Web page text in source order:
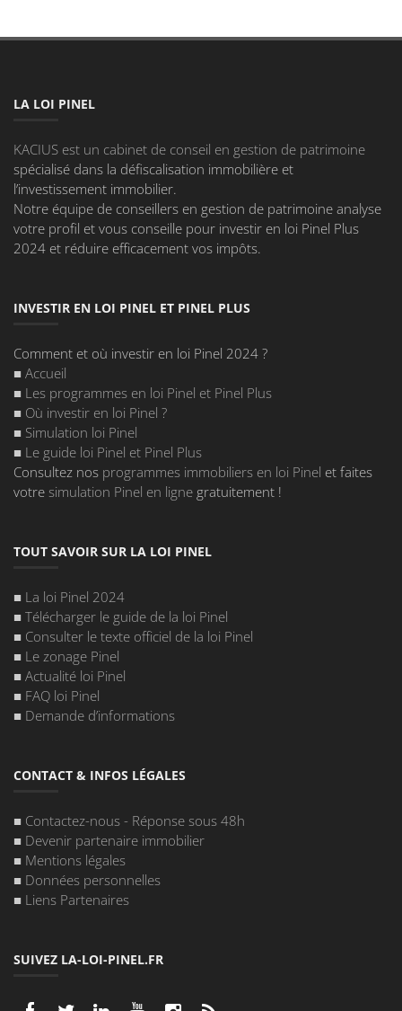
LA LOI PINEL
KACIUS est un cabinet de conseil en gestion de patrimoine
spécialisé dans la défiscalisation immobilière et
l’investissement immobilier.
Notre équipe de conseillers en gestion de patrimoine analyse
votre profil et vous conseille pour investir en loi Pinel Plus
2024 et réduire efficacement vos impôts.
INVESTIR EN LOI PINEL ET PINEL PLUS
Comment et où investir en loi Pinel 2024 ?
■ Accueil
■ Les programmes en loi Pinel et Pinel Plus
■ Où investir en loi Pinel ?
■ Simulation loi Pinel
■ Le guide loi Pinel et Pinel Plus
Consultez nos programmes immobiliers en loi Pinel et faites
votre simulation Pinel en ligne gratuitement !
TOUT SAVOIR SUR LA LOI PINEL
■ La loi Pinel 2024
■ Télécharger le guide de la loi Pinel
■ Consulter le texte officiel de la loi Pinel
■ Le zonage Pinel
■ Actualité loi Pinel
■ FAQ loi Pinel
■ Demande d’informations
CONTACT & INFOS LÉGALES
■ Contactez-nous - Réponse sous 48h
■ Devenir partenaire immobilier
■ Mentions légales
■ Données personnelles
■ Liens Partenaires
SUIVEZ LA-LOI-PINEL.FR